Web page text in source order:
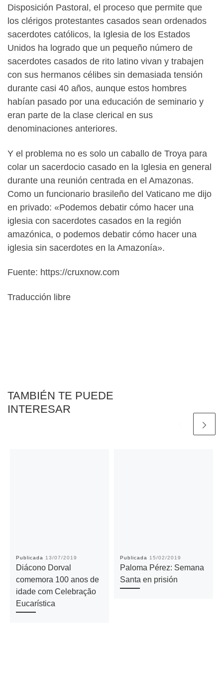
Disposición Pastoral, el proceso que permite que
los clérigos protestantes casados ​​sean ordenados
sacerdotes católicos, la Iglesia de los Estados
Unidos ha logrado que un pequeño número de
sacerdotes casados ​​de rito latino vivan y trabajen
con sus hermanos célibes sin demasiada tensión
durante casi 40 años, aunque estos hombres
habían pasado por una educación de seminario y
eran parte de la clase clerical en sus
denominaciones anteriores.
Y el problema no es solo un caballo de Troya para
colar un sacerdocio casado en la Iglesia en general
durante una reunión centrada en el Amazonas.
Como un funcionario brasileño del Vaticano me dijo
en privado: «Podemos debatir cómo hacer una
iglesia con sacerdotes casados ​​en la región
amazónica, o podemos debatir cómo hacer una
iglesia sin sacerdotes en la Amazonía».
Fuente: https://cruxnow.com
Traducción libre
TAMBIÉN TE PUEDE
INTERESAR
Publicada 13/07/2019
Diácono Dorval
comemora 100 anos de
idade com Celebração
Eucarística
Publicada 15/02/2019
Paloma Pérez: Semana
Santa en prisión